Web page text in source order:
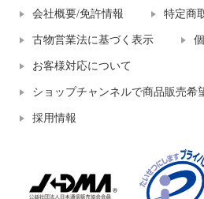
会社概要/免許情報 特定商
古物営業法に基づく表示
お客様対応について
ショップチャンネルで商品販売希
採用情報